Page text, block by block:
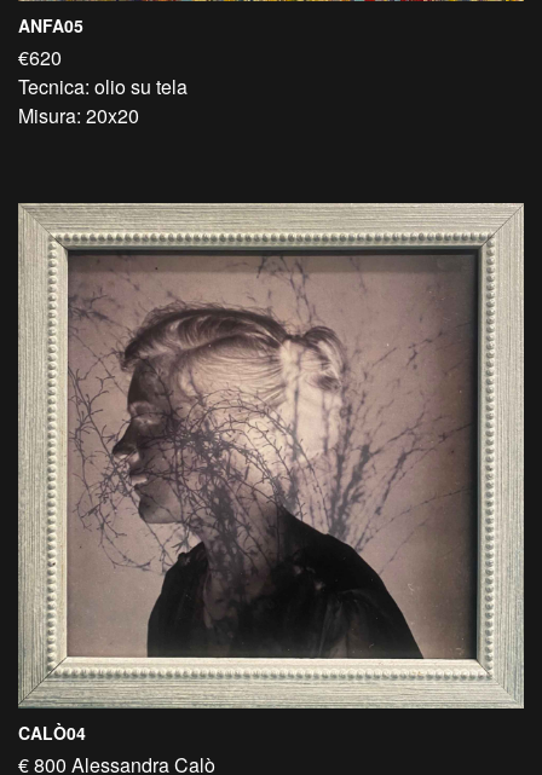
ANFA05
€620
Tecnica: olio su tela
Misura: 20x20
CALÒ04
€ 800 Alessandra Calò